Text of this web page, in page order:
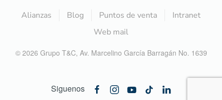
Alianzas Blog Puntos de venta
Intranet
Web mail
© 2026 Grupo T&C, Av. Marcelino García Barragán No. 1639
Siguenos